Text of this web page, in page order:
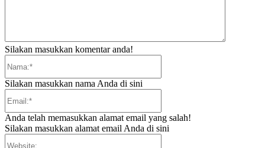
Silakan masukkan komentar anda!
Silakan masukkan nama Anda di sini
Anda telah memasukkan alamat email yang salah!
Silakan masukkan alamat email Anda di sini